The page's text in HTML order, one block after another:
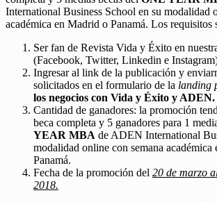
International Business School en su modalidad
académica en Madrid o Panamá. Los requisitos
Ser fan de Revista Vida y Éxito en
(Facebook, Twitter, Linkedin e
Ingresar al link de la publicación y
solicitados en el formulario de la landing
los negocios con Vida y Éxito y ADEN.
Cantidad de ganadores: la promoción
beca completa y 5 ganadores para 1
YEAR MBA de ADEN International
modalidad online con semana académica
Panamá.
Fecha de la promoción del 20 de marzo
2018.